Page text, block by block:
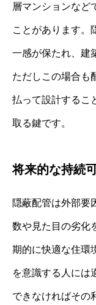
層マンションなど
ことがあります。
一感が保たれ、建
ただしこの場合も
払って設計するこ
取る鍵です。
将来的な持続
隠蔽配管は外部要
数や見た目の劣化
期的に快適な住環
を意識する人には
できなければその